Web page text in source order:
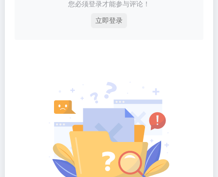
您必须登录才能参与评论！
立即登录